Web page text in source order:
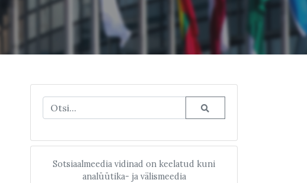
Sotsiaalmeedia vidinad on keelatud kuni
analüütika- ja välismeedia